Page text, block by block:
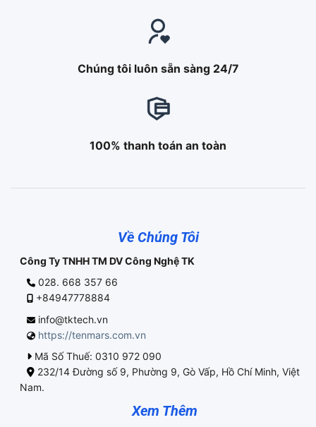
Chúng tôi luôn sẵn sàng 24/7
100% thanh toán an toàn
Về Chúng Tôi
Công Ty TNHH TM DV Công Nghệ TK
028. 668 357 66
+84947778884
info@tktech.vn
https://tenmars.com.vn
Mã Số Thuế: 0310 972 090
232/14 Đường số 9, Phường 9, Gò Vấp, Hồ Chí Minh, Việt
Nam.
Xem Thêm